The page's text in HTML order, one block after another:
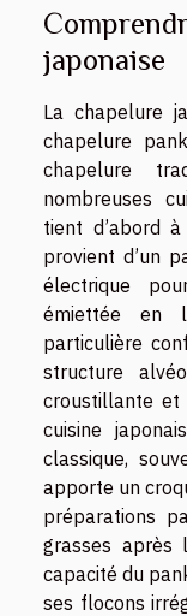
japonaise
La chapelure
chapelure
chapelure
nombreuses
tient d’abord
provient d’un
électrique
émiettée en
particulière
structure
croustillante et
cuisine
classique,
apporte un
préparations
grasses après
capacité du
ses flocons